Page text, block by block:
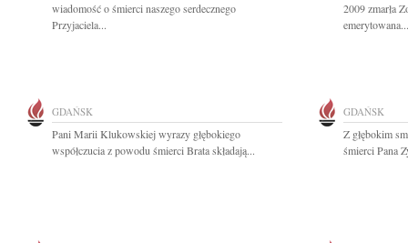
wiadomość o śmierci naszego serdecznego
Przyjaciela...
2009 zmarła
emerytowana...
GDAŃSK
Pani Marii Klukowskiej wyrazy głębokiego
współczucia z powodu śmierci Brata składają...
GDAŃSK
Z głębokim
śmierci Pana